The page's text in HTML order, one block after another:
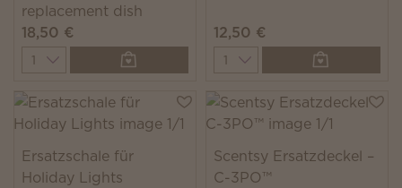
replacement dish
18,50 €
Quantity
12,50 €
Quantity
Ersatzschale für
Holiday Lights
Scentsy Ersatzdeckel –
C-3PO™